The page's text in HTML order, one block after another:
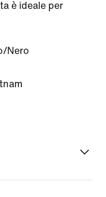
è ideale per
Nero